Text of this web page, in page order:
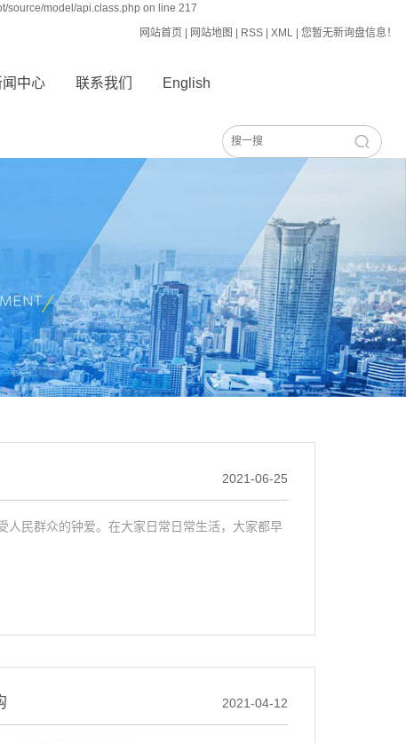
source/model/api.class.php on line 217
网站首页
网站地图 RSS XML 您暂无新询盘信息！
闻中心 联系我们 English
2021-06-25
人民群众的钟爱。在大家日常日常生活，大家都早
2021-04-12